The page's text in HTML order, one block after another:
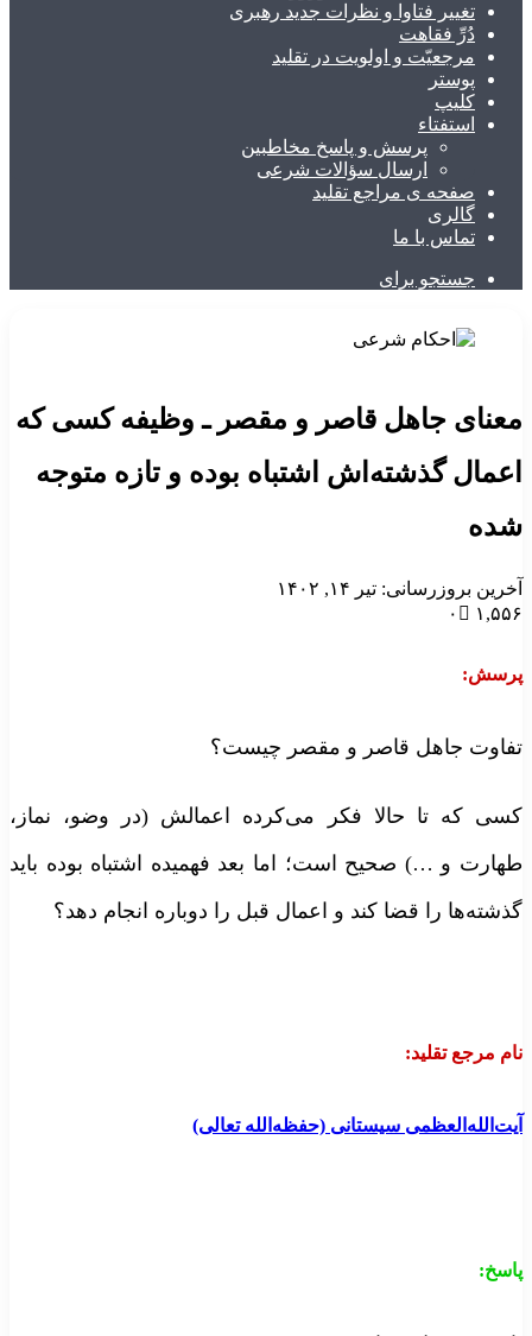
تغییر فتاوا و نظرات جدید رهبری
دُرِّ فقاهت
مرجعیّت و اولویت در تقلید
پوستر
کلیپ
استفتاء
پرسش و پاسخ مخاطبین
ارسال سؤالات شرعی
صفحه ی مراجع تقلید
گالری
تماس با ما
جستجو برای
جاهل قاصر و مقصر ـ وظیفه کسی که
گذشته‌اش اشتباه بوده و تازه متوجه
بروزرسانی: تیر ۱۴, ۱۴۰۲
۰
جاهل قاصر و مقصر چیست؟
که تا حالا فکر می‌کرده اعمالش (در وضو، نماز،
و …) صحیح است؛ اما بعد فهمیده اشتباه بوده باید
را قضا کند و اعمال قبل را دوباره انجام دهد؟
مرجع تقلید:
سیستانی (حفظه‌الله تعالی)
: